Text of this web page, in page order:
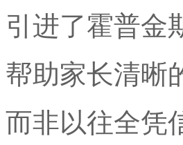
引进了霍普金
帮助家长清晰
而非以往全凭